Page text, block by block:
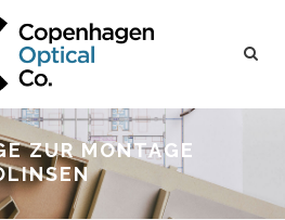
ZUR MONTAGE